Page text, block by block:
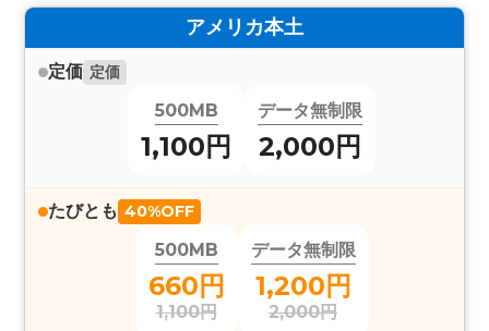
アメリカ本土
定価 定価
500MB
1,100円
データ無制限
2,000円
たびとも 40%OFF
500MB
660円
1,100円
データ無制限
1,200円
2,000円